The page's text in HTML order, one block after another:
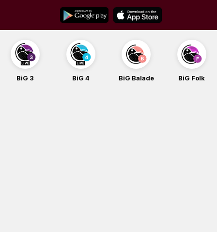
content
BiG 3 BiG 4 BiG Balade BiG Folk